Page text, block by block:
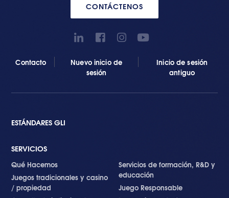
CONTÁCTENOS
Contacto
Nuevo inicio de
sesión
Inicio de sesión
antiguo
ESTÁNDARES GLI
SERVICIOS
Qué Hacemos
Juegos tradicionales y casino
/ propiedad
Servicios de formación, R&D y
educación
Juego Responsable